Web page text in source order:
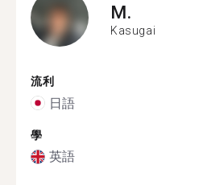
M.
Kasugai
流利
日語
學
英語